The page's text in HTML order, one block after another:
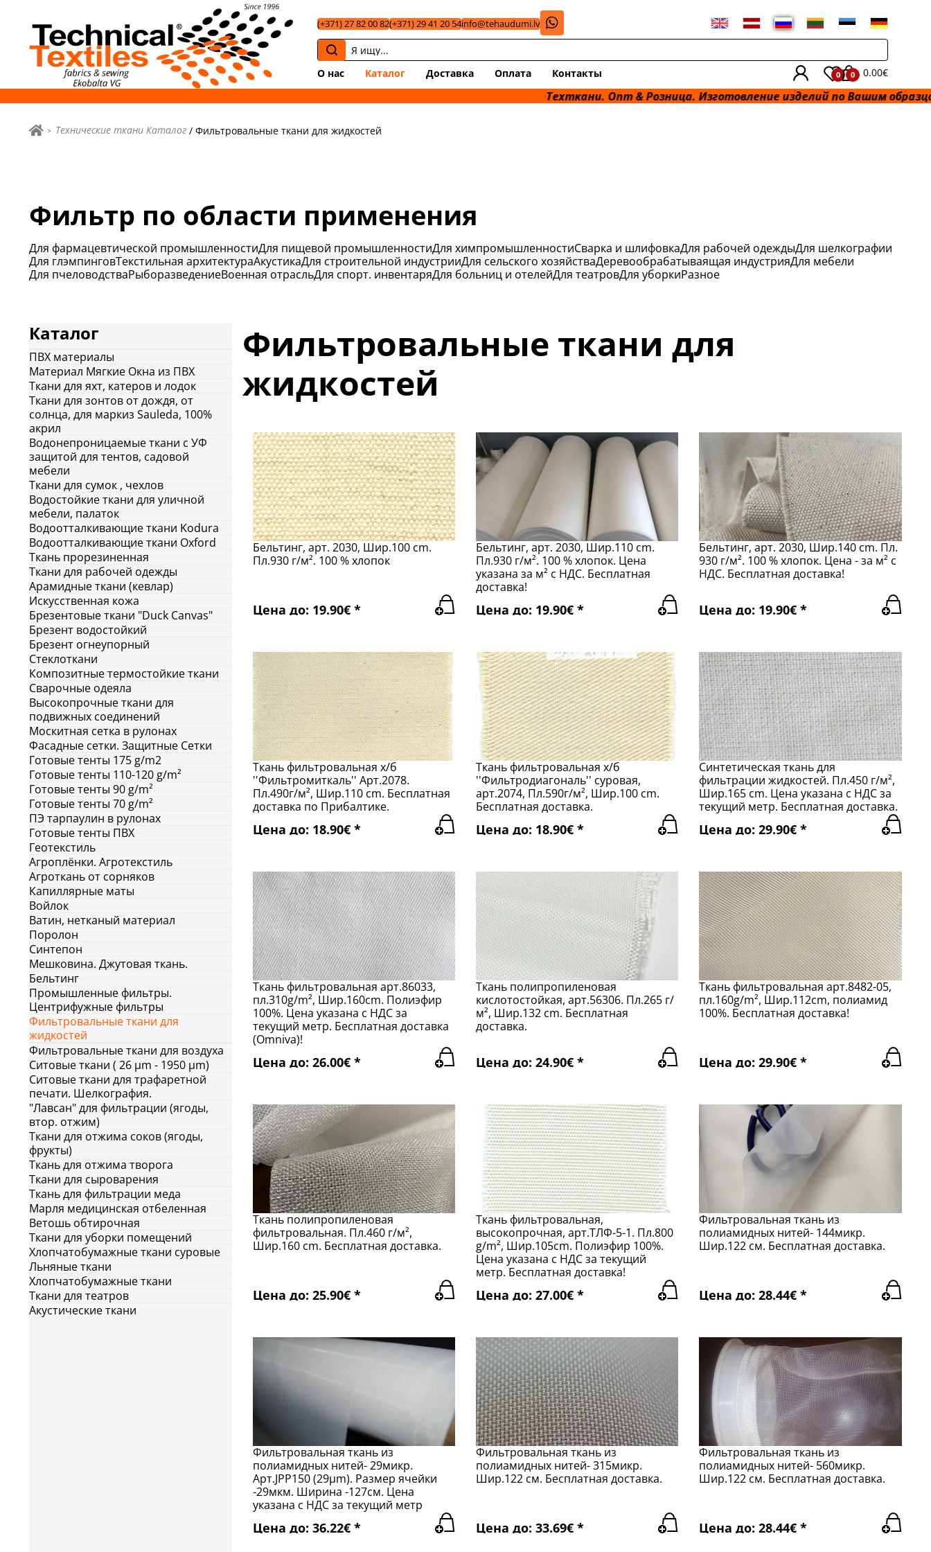
(+371) 27 82 00 82(+371) 29 41 20 54info@tehaudumi.lv
О нас Каталог Доставка Оплата Контакты 0 0 0.00€
Техткани. Опт & Розница. Изготовление изделий по Вашим образцам и
Технические ткани Каталог / Фильтровальные ткани для жидкостей
Фильтр по области применения
Для фармацевтической промышленностиДля пищевой промышленностиДля химпромышленностиСварка и шлифовкаДля рабочей одеждыДля шелкографии
Для глэмпинговТекстильная архитектураАкустикаДля строительной индустрииДля сельского хозяйстваДеревообрабатываящая индустрияДля мебели
Для пчеловодстваРыборазведениеВоенная отрасльДля спорт. инвентаряДля больниц и отелейДля театровДля уборкиРазное
Каталог
ПВХ материалы
Материал Мягкие Окна из ПВХ
Ткани для яхт, катеров и лодок
Ткани для зонтов от дождя, от
солнца, для маркиз Sauleda, 100%
акрил
Водонепроницаемые ткани с УФ
защитой для тентов, садовой
мебели
Ткани для сумок , чехлов
Водостойкие ткани для уличной
мебели, палаток
Водоотталкивающие ткани Kodura
Водоотталкивающие ткани Oxford
Ткань прорезиненная
Ткани для рабочей одежды
Арамидные ткани (кевлар)
Искусcтвенная кожа
Брезентовые ткани "Duck Canvas"
Брезент водостойкий
Брезент огнеупорный
Стеклоткани
Композитные термостойкие ткани
Сварочные одеяла
Высокопрочные ткани для
подвижных соединений
Москитная сетка в рулонах
Фасадные сетки. Защитные Сетки
Готовые тенты 175 g/m2
Готовые тенты 110-120 g/m²
Готовые тенты 90 g/m²
Готовые тенты 70 g/m²
ПЭ тарпаулин в рулонах
Готовые тенты ПВХ
Геотекстиль
Агроплёнки. Агротекстиль
Агроткань от сорняков
Капиллярные маты
Войлок
Ватин, нетканый материал
Поролон
Cинтепон
Мешковина. Джутовая ткань.
Бельтинг
Промышленные фильтры.
Центрифужные фильтры
Фильтровальные ткани для
жидкостей
Фильтровальные ткани для воздуха
Ситовые ткани ( 26 μm - 1950 μm)
Ситовые ткани для трафаретной
печати. Шелкография.
"Лавсан" для фильтрации (ягоды,
втор. отжим)
Ткани для отжима соков (ягоды,
фрукты)
Ткань для отжима творога
Ткани для сыроварения
Ткань для фильтрации меда
Марля медицинская отбеленная
Ветошь обтирочная
Ткани для уборки помещений
Хлопчатобумажные ткани суровые
Льняные ткани
Хлопчатобумажные ткани
Ткани для театров
Акустические ткани
Фильтровальные ткани для
жидкостей
Бельтинг, арт. 2030, Шир.100 cm.
Пл.930 г/м². 100 % хлопок
Цена до: 19.90€ *
Бельтинг, арт. 2030, Шир.110 cm.
Пл.930 г/м². 100 % хлопок. Цена
указана за м² с НДС. Бесплатная
доставка!
Цена до: 19.90€ *
Бельтинг, арт. 2030, Шир.140 cm. Пл.
930 г/м². 100 % хлопок. Цена - за м² с
НДС. Бесплатная доставка!
Цена до: 19.90€ *
Ткань фильтровальная х/б
''Фильтромиткаль'' Арт.2078.
Пл.490г/м², Шир.110 cm. Бесплатная
доставка по Прибалтике.
Цена до: 18.90€ *
Ткань фильтровальная х/б
''Фильтродиагональ'' суровая,
арт.2074, Пл.590г/м², Шир.100 cm.
Бесплатная доставка.
Цена до: 18.90€ *
Синтетическая ткань для
фильтрации жидкостей. Пл.450 г/м²,
Шир.165 cm. Цена указана с НДС за
текущий метр. Бесплатная доставка.
Цена до: 29.90€ *
Ткань фильтровальная арт.86033,
пл.310g/m², Шир.160cm. Полиэфир
100%. Цена указана с НДС за
текущий метр. Бесплатная доставка
(Omniva)!
Цена до: 26.00€ *
Ткань полипропиленовая
кислотостойкая, арт.56306. Пл.265 г/
м², Шир.132 cm. Бесплатная
доставка.
Цена до: 24.90€ *
Ткань фильтровальная арт.8482-05,
пл.160g/m², Шир.112cm, полиамид
100%. Бесплатная доставка!
Цена до: 29.90€ *
Ткань полипропиленовая
фильтровальная. Пл.460 г/м²,
Шир.160 cm. Бесплатная доставка.
Цена до: 25.90€ *
Ткань фильтровальная,
высокопрочная, арт.ТЛФ-5-1. Пл.800
g/m², Шир.105cm. Полиэфир 100%.
Цена указана с НДС за текущий
метр. Бесплатная доставка!
Цена до: 27.00€ *
Фильтровальная ткань из
полиамидных нитей- 144микр.
Шир.122 см. Бесплатная доставка.
Цена до: 28.44€ *
Фильтровальная ткань из
полиамидных нитей- 29микр.
Арт.JPP150 (29µm). Размер ячейки
-29мкм. Ширина -127см. Цена
указана с НДС за текущий метр
Цена до: 36.22€ *
Фильтровальная ткань из
полиамидных нитей- 315микр.
Шир.122 см. Бесплатная доставка.
Цена до: 33.69€ *
Фильтровальная ткань из
полиамидных нитей- 560микр.
Шир.122 см. Бесплатная доставка.
Цена до: 28.44€ *